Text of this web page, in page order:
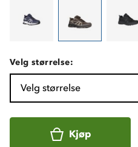
Velg størrelse:
Velg størrelse
Kjøp